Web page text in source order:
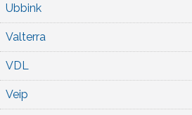
Ubbink
Valterra
VDL
Veip